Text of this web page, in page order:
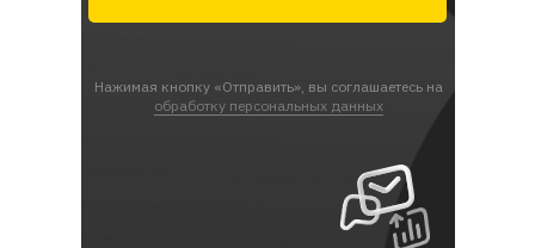
Нажимая кнопку «Отправить», вы соглашаетесь на
обработку персональных данных